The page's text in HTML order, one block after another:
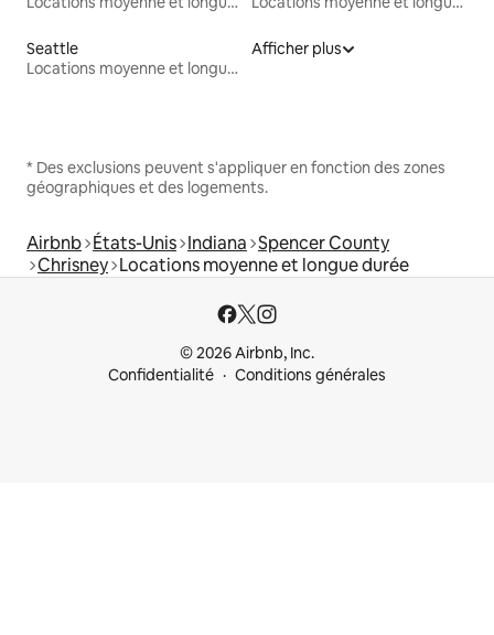
Seattle
Locations moyenne et longue durée
Afficher plus
* Des exclusions peuvent s'appliquer en fonction des zones
géographiques et des logements.
Airbnb États-Unis Indiana Spencer County
Chrisney Locations moyenne et longue durée
© 2026 Airbnb, Inc.
Confidentialité
Conditions générales